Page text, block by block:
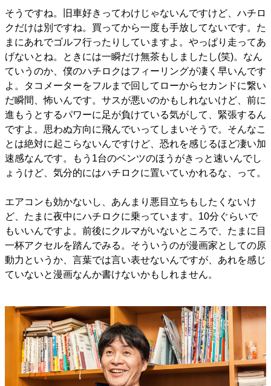
そうですね。旧車好きってわけじゃないんですけど、ハチロ
クだけは別ですね。買ってから一度も手放してないです。た
まにあれでゴルフ行ったりしていますよ。やっぱり走ってあ
げないとね。ときには一瞬だけ無茶もしましたし(笑)。なん
ていうのか、僕のハチロクはフィーリングが凄く早いんです
よ。タコメーターをフルまで回してローからセカンドに繋い
だ瞬間、怖いんです。サスが悪いのかもしれないけど、前に
進もうとするパワーに足が負けている気がして、緊張するん
ですよ。思わぬ方向に飛んでいってしまいそうで。そんなこ
とは絶対に起こらないんですけど、恐れを感じるほど凄い加
速感なんです。もう1台のベンツのほうがきっと速いんでし
ょうけど、気分的にはハチロクに置いていかれるな、って。
エアコンも効かないし、あんまり悪目立ちもしたくないけ
ど、たまに夜中にハチロクに乗っています。10分ぐらいで
もいいんですよ。前後にクルマがいないところで、たまに目
一杯アクセルを踏んでみる。そういうのが漫画家としての原
動力というか、言葉では言い表せないんですが、あれを感じ
ていないと漫画なんか書けないかもしれません。